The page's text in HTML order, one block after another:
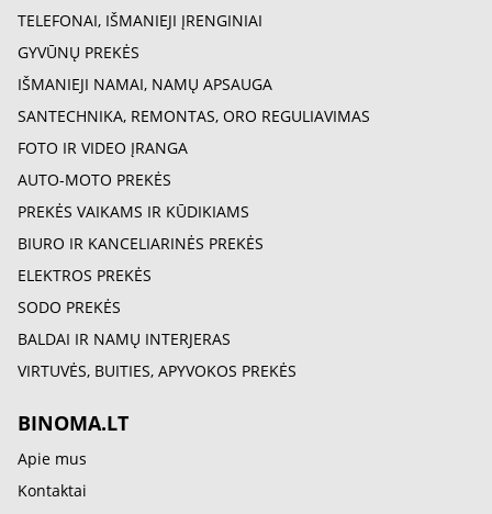
TELEFONAI, IŠMANIEJI ĮRENGINIAI
GYVŪNŲ PREKĖS
IŠMANIEJI NAMAI, NAMŲ APSAUGA
SANTECHNIKA, REMONTAS, ORO REGULIAVIMAS
FOTO IR VIDEO ĮRANGA
AUTO-MOTO PREKĖS
PREKĖS VAIKAMS IR KŪDIKIAMS
BIURO IR KANCELIARINĖS PREKĖS
ELEKTROS PREKĖS
SODO PREKĖS
BALDAI IR NAMŲ INTERJERAS
VIRTUVĖS, BUITIES, APYVOKOS PREKĖS
BINOMA.LT
Apie mus
Kontaktai